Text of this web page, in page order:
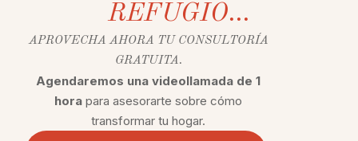
REFUGIO...
APROVECHA AHORA TU CONSULTORÍA
GRATUITA.
Agendaremos una videollamada de 1
hora para asesorarte sobre cómo
transformar tu hogar.